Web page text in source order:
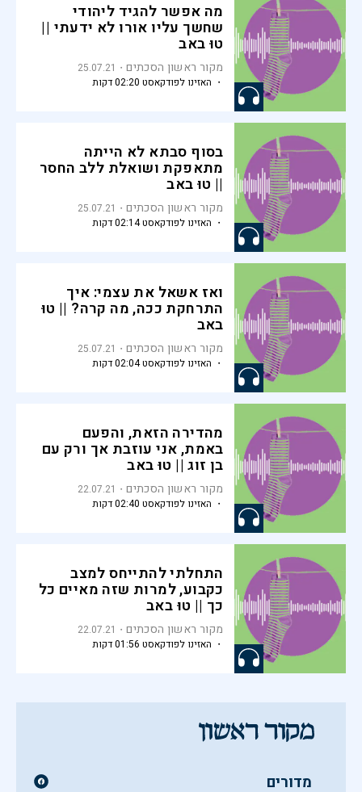
מה אפשר להגיד ליהודי
שחשך עליו אורו לא ידעתי ||
טוּ באב
מקור ראשון הסכתים
25.07.21
・ האזינו לפודקאסט 02:20 דקות
בסוף סבתא לא הייתה
מתאפקת ושואלת ללב החסר
|| טוּ באב
מקור ראשון הסכתים
25.07.21
・ האזינו לפודקאסט 02:14 דקות
ואז אשאל את עצמי: איך
התרחקת ככה, מה קרה? || טוּ
באב
מקור ראשון הסכתים
25.07.21
・ האזינו לפודקאסט 02:04 דקות
מהדירה הזאת, והפעם
באמת, אני עוזבת אך ורק עם
בן זוג || טוּ באב
מקור ראשון הסכתים
22.07.21
・ האזינו לפודקאסט 02:40 דקות
התחלתי להתייחס למצב
כקבוע, למרות שזה מאיים כל
כך || טוּ באב
מקור ראשון הסכתים
22.07.21
・ האזינו לפודקאסט 01:56 דקות
מדורים